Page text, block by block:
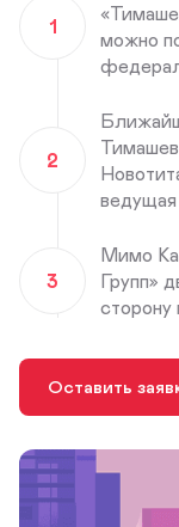
1
можно
2
3
Мимо
Групп»
сторону
Оставить